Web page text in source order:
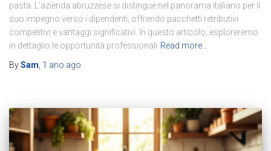
pasta. L’azienda abruzzese si distingue nel panorama italiano per il
suo impegno verso i dipendenti, offrendo pacchetti retributivi
competitivi e vantaggi significativi. In questo articolo, esploreremo
in dettaglio le opportunità professionali Read more…
BySam, 1 ano ago